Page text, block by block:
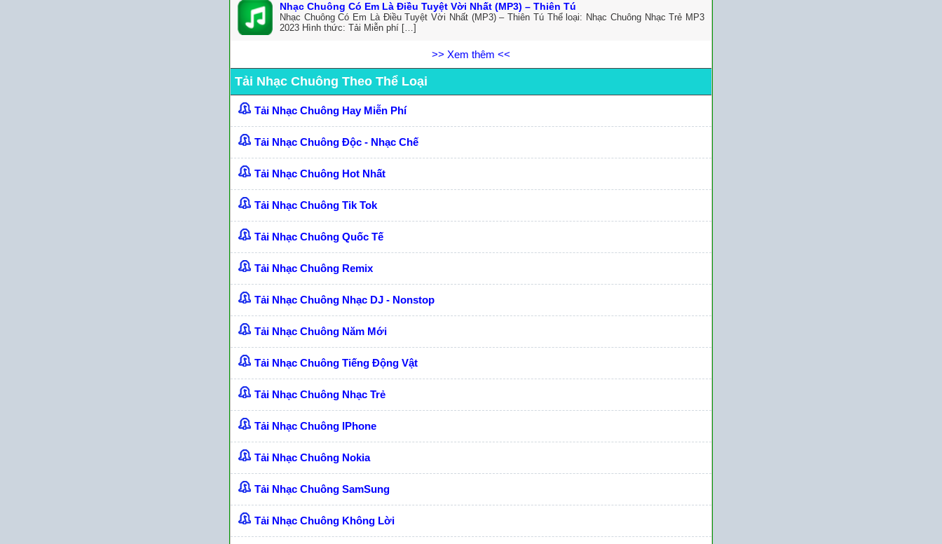
Nhạc Chuông Có Em Là Điều Tuyệt Vời Nhất (MP3) – Thiên Tú
Nhạc Chuông Có Em Là Điều Tuyệt Vời Nhất (MP3) – Thiên Tú Thể loại: Nhạc Chuông Nhạc Trẻ MP3
2023 Hình thức: Tải Miễn phí […]
>> Xem thêm <<
Tải Nhạc Chuông Theo Thể Loại
Tải Nhạc Chuông Hay Miễn Phí
Tải Nhạc Chuông Độc - Nhạc Chế
Tải Nhạc Chuông Hot Nhất
Tải Nhạc Chuông Tik Tok
Tải Nhạc Chuông Quốc Tế
Tải Nhạc Chuông Remix
Tải Nhạc Chuông Nhạc DJ - Nonstop
Tải Nhạc Chuông Năm Mới
Tải Nhạc Chuông Tiếng Động Vật
Tải Nhạc Chuông Nhạc Trẻ
Tải Nhạc Chuông IPhone
Tải Nhạc Chuông Nokia
Tải Nhạc Chuông SamSung
Tải Nhạc Chuông Không Lời